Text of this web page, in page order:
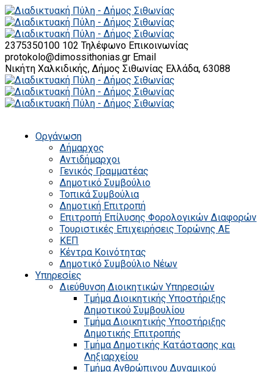
2375350100 102 Τηλέφωνο Επικοινωνίας
protokolo@dimossithonias.gr Email
Νικήτη Χαλκιδικής, Δήμος Σιθωνίας Ελλάδα, 63088
Οργάνωση
Δήμαρχος
Αντιδήμαρχοι
Γενικός Γραμματέας
Δημοτικό Συμβούλιο
Τοπικά Συμβούλια
Δημοτική Επιτροπή
Επιτροπή Επίλυσης Φορολογικών Διαφορών
Τουριστικές Επιχειρήσεις Τορώνης ΑΕ
ΚΕΠ
Κέντρα Κοινότητας
Δημοτικό Συμβούλιο Νέων
Υπηρεσίες
Διεύθυνση Διοικητικών Υπηρεσιών
Τμήμα Διοικητικής Υποστήριξης
Δημοτικού Συμβουλίου
Τμήμα Διοικητικής Υποστήριξης
Δημοτικής Επιτροπής
Τμήμα Δημοτικής Κατάστασης και
Ληξιαρχείου
Τμήμα Ανθρώπινου Δυναμικού